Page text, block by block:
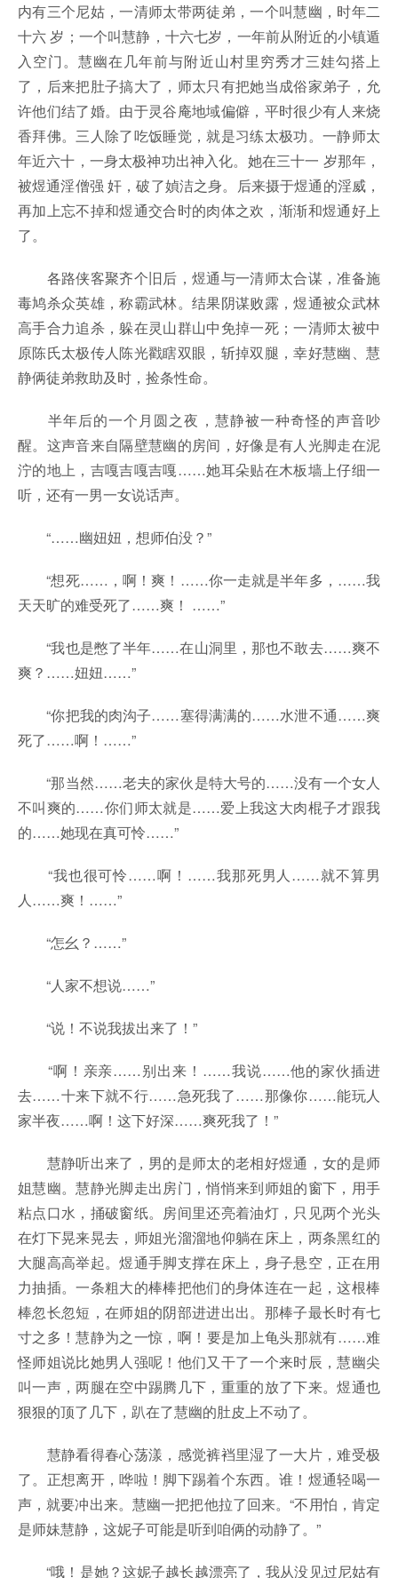
内有三个尼姑，一清师太带两徒弟，一个叫慧幽，时年二
十六 岁；一个叫慧静，十六七岁，一年前从附近的小镇遁
入空门。慧幽在几年前与附近山村里穷秀才三娃勾搭上
了，后来把肚子搞大了，师太只有把她当成俗家弟子，允
许他们结了婚。由于灵谷庵地域偏僻，平时很少有人来烧
香拜佛。三人除了吃饭睡觉，就是习练太极功。一静师太
年近六十，一身太极神功出神入化。她在三十一 岁那年，
被煜通淫僧强 奸，破了媜洁之身。后来摄于煜通的淫威，
再加上忘不掉和煜通交合时的肉体之欢，渐渐和煜通好上
了。
各路侠客聚齐个旧后，煜通与一清师太合谋，准备施
毒鸠杀众英雄，称霸武林。结果阴谋败露，煜通被众武林
高手合力追杀，躲在灵山群山中免掉一死；一清师太被中
原陈氏太极传人陈光戳瞎双眼，斩掉双腿，幸好慧幽、慧
静俩徒弟救助及时，捡条性命。
半年后的一个月圆之夜，慧静被一种奇怪的声音吵
醒。这声音来自隔壁慧幽的房间，好像是有人光脚走在泥
泞的地上，吉嘎吉嘎吉嘎……她耳朵贴在木板墙上仔细一
听，还有一男一女说话声。
“……幽妞妞，想师伯没？”
“想死……，啊！爽！……你一走就是半年多，……我
天天旷的难受死了……爽！ ……”
“我也是憋了半年……在山洞里，那也不敢去……爽不
爽？……妞妞……”
“你把我的肉沟子……塞得满满的……水泄不通……爽
死了……啊！……”
“那当然……老夫的家伙是特大号的……没有一个女人
不叫爽的……你们师太就是……爱上我这大肉棍子才跟我
的……她现在真可怜……”
“我也很可怜……啊！……我那死男人……就不算男
人……爽！……”
“怎幺？……”
“人家不想说……”
“说！不说我拔出来了！”
“啊！亲亲……别出来！……我说……他的家伙插进
去……十来下就不行……急死我了……那像你……能玩人
家半夜……啊！这下好深……爽死我了！”
慧静听出来了，男的是师太的老相好煜通，女的是师
姐慧幽。慧静光脚走出房门，悄悄来到师姐的窗下，用手
粘点口水，捅破窗纸。房间里还亮着油灯，只见两个光头
在灯下晃来晃去，师姐光溜溜地仰躺在床上，两条黑红的
大腿高高举起。煜通手脚支撑在床上，身子悬空，正在用
力抽插。一条粗大的棒棒把他们的身体连在一起，这根棒
棒忽长忽短，在师姐的阴部进进出出。那棒子最长时有七
寸之多！慧静为之一惊，啊！要是加上龟头那就有……难
怪师姐说比她男人强呢！他们又干了一个来时辰，慧幽尖
叫一声，两腿在空中踢腾几下，重重的放了下来。煜通也
狠狠的顶了几下，趴在了慧幽的肚皮上不动了。
慧静看得春心荡漾，感觉裤裆里湿了一大片，难受极
了。正想离开，哗啦！脚下踢着个东西。谁！煜通轻喝一
声，就要冲出来。慧幽一把把他拉了回来。“不用怕，肯定
是师妹慧静，这妮子可能是听到咱俩的动静了。”
“哦！是她？这妮子越长越漂亮了，我从没见过尼姑有